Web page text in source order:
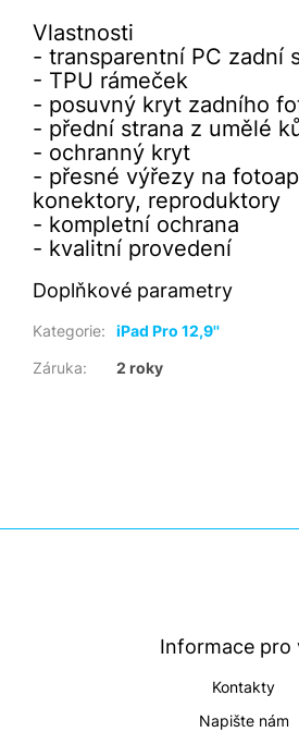
Vlastnosti
- transparentní PC zadní
- TPU rámeček
- posuvný kryt zadního
- přední strana z umělé
- ochranný kryt
- přesné výřezy na
konektory, reproduktory
- kompletní ochrana
- kvalitní provedení
Doplňkové parametry
Kategorie:
iPad Pro 12,9''
Záruka: 2 roky
Informace pro
Kontakty
Napište nám